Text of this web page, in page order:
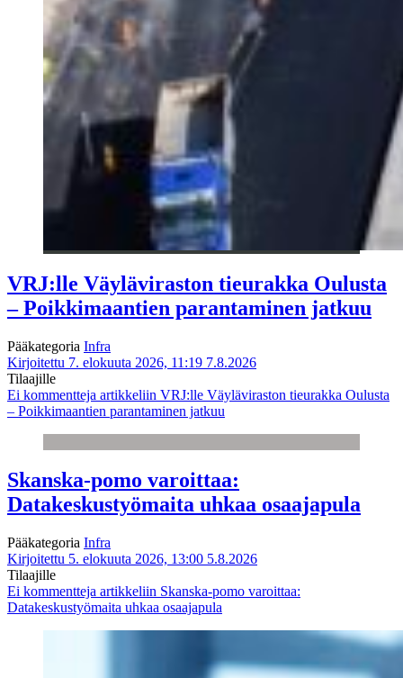
VRJ:lle Väyläviraston tieurakka Oulusta
– Poikkimaantien parantaminen jatkuu
Pääkategoria Infra
Kirjoitettu 7. elokuuta 2026, 11:19 7.8.2026
Tilaajille
Ei kommentteja artikkeliin VRJ:lle Väyläviraston tieurakka Oulusta
– Poikkimaantien parantaminen jatkuu
Skanska-pomo varoittaa:
Datakeskustyömaita uhkaa osaajapula
Pääkategoria Infra
Kirjoitettu 5. elokuuta 2026, 13:00 5.8.2026
Tilaajille
Ei kommentteja artikkeliin Skanska-pomo varoittaa:
Datakeskustyömaita uhkaa osaajapula